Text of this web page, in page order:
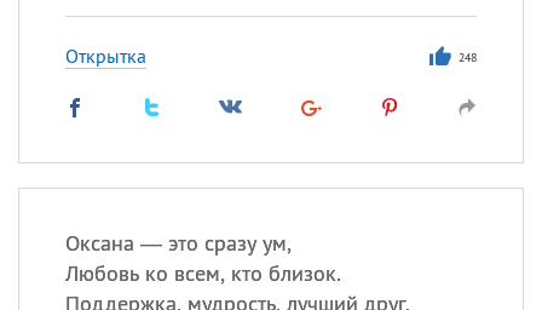
Открытка 248
Оксана — это сразу ум,
Любовь ко всем, кто близок.
Поддержка, мудрость, лучший друг,